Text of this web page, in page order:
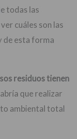
todas las
cuáles son las
de esta forma
residuos tienen
que realizar
ambiental total